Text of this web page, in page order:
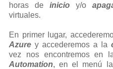
horas de inicio y/o
virtuales.
En primer lugar,
Azure y accederemos a la
vez nos encontremos en
Automation, en el menú